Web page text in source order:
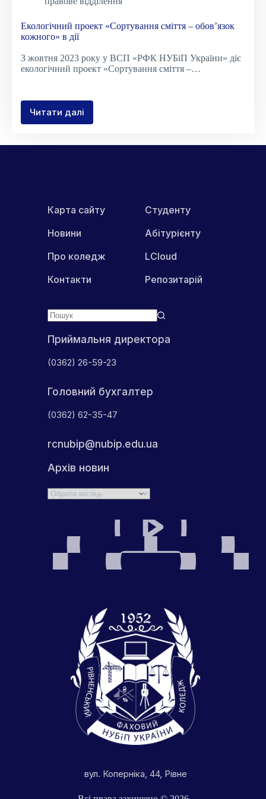
Екологічний проект «Сортування сміття – обов’язок
кожного» в дії
З жовтня 2023 року у ВСП «РФК НУБіП України» діє
екологічний проект «Сортування сміття –…
Читати далі
Екологічний
проект
дії
Приймальня директора
(0362) 26-59-23
Головний бухгалтер
(0362) 62-35-47
rcnubip@nubip.edu.ua
Архів новин
Архіви
вул. Коперніка, 44, Рівне
Карта сайту
Новини
Про коледж
Контакти
Студенту
Абітурієнту
LCloud
Репозитарій